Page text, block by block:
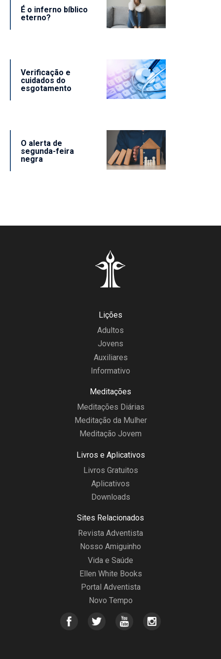
É o inferno bíblico
eterno?
Verificação e
cuidados do
esgotamento
O alerta de
segunda-feira
negra
Lições
Adultos
Jovens
Auxiliares
Informativo
Meditações
Meditações Diárias
Meditação da Mulher
Meditação Jovem
Livros e Aplicativos
Livros Gratuitos
Aplicativos
Downloads
Sites Relacionados
Revista Adventista
Nosso Amiguinho
Vida e Saúde
Ellen White Books
Portal Adventista
Novo Tempo